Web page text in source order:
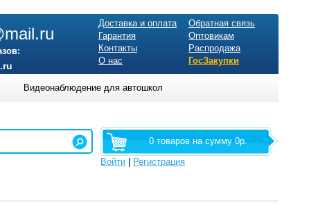
Доставка и оплата
Гарантия
Контакты
О нас
Обратная связь
Оптовикам
Распродажа
ГосЗакупки
Видеонаблюдение для автошкол
0 товаров на сумму 0р.
Войти
Регистрация